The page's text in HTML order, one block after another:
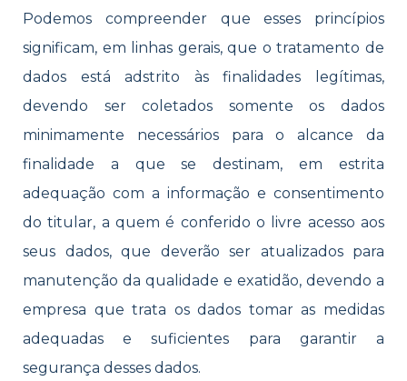
Podemos compreender que esses princípios
significam, em linhas gerais, que o tratamento de
dados está adstrito às finalidades legítimas,
devendo ser coletados somente os dados
minimamente necessários para o alcance da
finalidade a que se destinam, em estrita
adequação com a informação e consentimento
do titular, a quem é conferido o livre acesso aos
seus dados, que deverão ser atualizados para
manutenção da qualidade e exatidão, devendo a
empresa que trata os dados tomar as medidas
adequadas e suficientes para garantir a
segurança desses dados.